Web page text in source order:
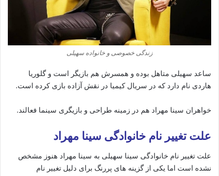
زندگی خصوصی و خانواده سهیلی
ساعد سهیلی متاهل بوده و همسرش هم بازیگر است و گلوریا
هاردی نام دارد که در سریال کیمیا در نقش آزاده بازی کرده است.
خواهران سینا مهراد هم در زمینه طراحی و بازیگری سینما فعالند.
علت تغییر نام خانوادگی سینا مهراد
علت تغییر نام خانوادگی سینا سهیلی به سینا مهراد هنوز مشخص
نشده است اما یکی از گزینه های پررنگ برای دلیل تغییر نام